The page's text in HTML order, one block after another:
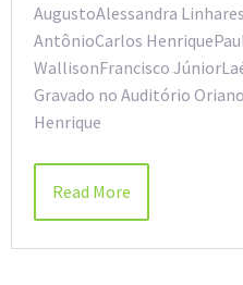
AugustoAlessandra
AntônioCarlos
WallisonFrancisco
Gravado no Auditório
Henrique
Read More